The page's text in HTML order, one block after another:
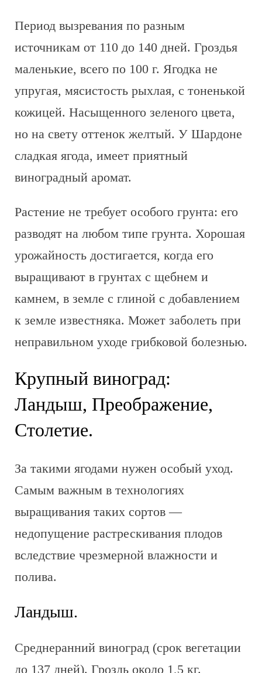
Период вызревания по разным
источникам от 110 до 140 дней. Гроздья
маленькие, всего по 100 г. Ягодка не
упругая, мясистость рыхлая, с тоненькой
кожицей. Насыщенного зеленого цвета,
но на свету оттенок желтый. У Шардоне
сладкая ягода, имеет приятный
виноградный аромат.
Растение не требует особого грунта: его
разводят на любом типе грунта. Хорошая
урожайность достигается, когда его
выращивают в грунтах с щебнем и
камнем, в земле с глиной с добавлением
к земле известняка. Может заболеть при
неправильном уходе грибковой болезнью.
Крупный виноград:
Ландыш, Преображение,
Столетие.
За такими ягодами нужен особый уход.
Самым важным в технологиях
выращивания таких сортов —
недопущение растрескивания плодов
вследствие чрезмерной влажности и
полива.
Ландыш.
Среднеранний виноград (срок вегетации
до 137 дней). Гроздь около 1,5 кг.